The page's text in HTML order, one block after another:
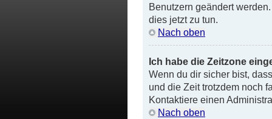
Benutzern geändert
dies jetzt zu tun.
Nach oben
Ich habe die Zeitzone
Wenn du dir sicher bist,
und die Zeit trotzdem noch
Kontaktiere einen
Nach oben